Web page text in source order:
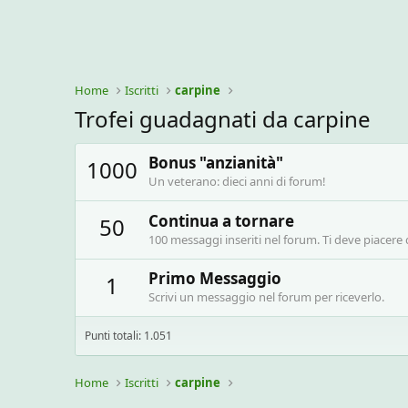
Home Iscritti carpine
Trofei guadagnati da carpine
1000
Bonus "anzianità"
Un veterano: dieci anni di forum!
50 Continua a tornare
100 messaggi inseriti nel forum. Ti deve piacere
1 Primo Messaggio
Scrivi un messaggio nel forum per riceverlo.
Punti totali: 1.051
Home Iscritti carpine